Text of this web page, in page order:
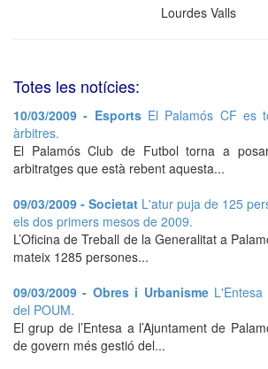
Lourdes Valls
Totes les notícies:
10/03/2009 - Esports El Palamós CF es
àrbitres.
El Palamós Club de Futbol torna a
arbitratges que està rebent aquesta...
09/03/2009 - Societat L'atur puja de 125
els dos primers mesos de 2009.
L’Oficina de Treball de la Generalitat a
mateix 1285 persones...
09/03/2009 - Obres i Urbanisme
del POUM.
El grup de l’Entesa a l’Ajuntament de
de govern més gestió del...